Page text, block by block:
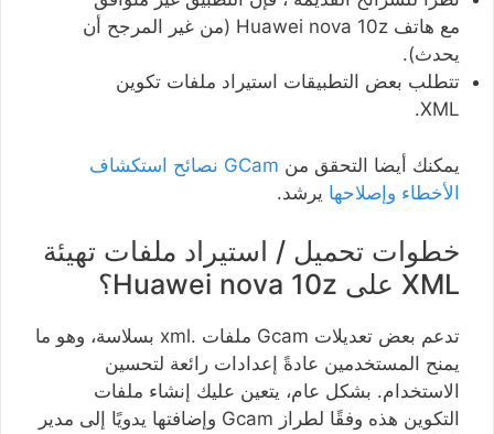
مع هاتف Huawei nova 10z (من غير المرجح أن
يحدث).
تتطلب بعض التطبيقات استيراد ملفات تكوين
XML.
يمكنك أيضا التحقق من
GCam نصائح استكشاف
الأخطاء وإصلاحها يرشد.
خطوات تحميل / استيراد ملفات تهيئة
XML على Huawei nova 10z؟
تدعم بعض تعديلات Gcam ملفات .xml بسلاسة، وهو ما
يمنح المستخدمين عادةً إعدادات رائعة لتحسين
الاستخدام. بشكل عام، يتعين عليك إنشاء ملفات
التكوين هذه وفقًا لطراز Gcam وإضافتها يدويًا إلى مدير